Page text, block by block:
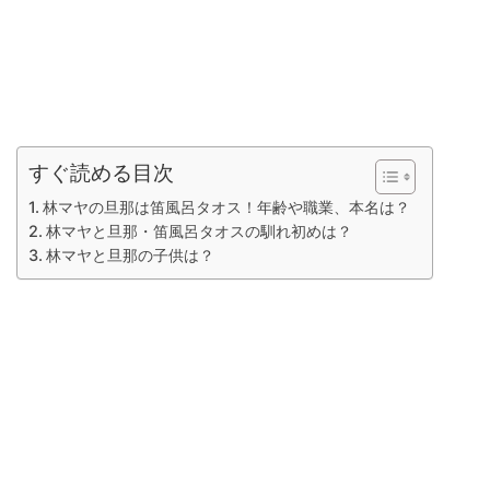
すぐ読める目次
林マヤの旦那は笛風呂タオス！年齢や職業、本名は？
林マヤと旦那・笛風呂タオスの馴れ初めは？
林マヤと旦那の子供は？